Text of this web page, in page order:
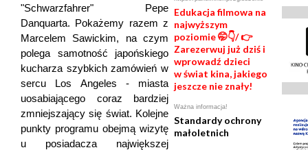
"Schwarzfahrer" Pepe
Danquarta. Pokażemy razem z
Marcelem Sawickim, na czym
polega samotność japońskiego
kucharza szybkich zamówień w
sercu Los Angeles - miasta
uosabiającego coraz bardziej
zmniejszający się świat. Kolejne
punkty programu obejmą wizytę
u posiadacza największej
Edukacja filmowa na
najwyższym
poziomie 🤭👇/ 👉
Zarezerwuj już dziś i
wprowadź dzieci
w świat kina, jakiego
jeszcze nie znały!
Ważna informacja!
Standardy ochrony
małoletnich